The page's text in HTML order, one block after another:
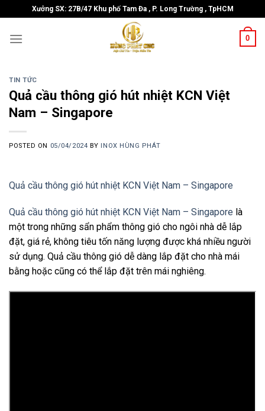
to
content
Xưởng SX: 27B/47 Khu phố Tam Đa , P. Long Trường , TpHCM
0
TIN TỨC
Quả cầu thông gió hút nhiệt KCN Việt
Nam – Singapore
POSTED ON 05/04/2024 BY INOX HÙNG PHÁT
Quả cầu thông gió hút nhiệt KCN Việt Nam – Singapore
Quả cầu thông gió hút nhiệt KCN Việt Nam – Singapore là
một trong những sẩn phẩm thông gió cho ngôi nhà dễ lắp
đặt, giá rẻ, không tiêu tốn năng lượng được khá nhiều người
sử dụng. Quả cầu thông gió dễ dàng lắp đặt cho nhà mái
bằng hoặc cũng có thể lắp đặt trên mái nghiêng.